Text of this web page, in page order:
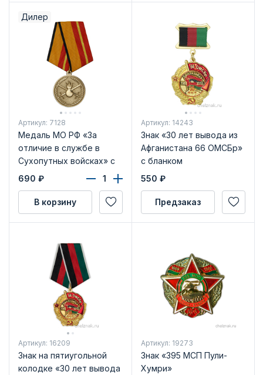
Дилер
Артикул: 7128
Медаль МО РФ «За
отличие в службе в
Сухопутных войсках» с
бланком удостоверения
690 ₽
В корзину
Артикул: 14243
Знак «30 лет вывода из
Афганистана 66 ОМСБр»
с бланком
удостоверения
550 ₽
Предзаказ
Артикул: 16209
Знак на пятиугольной
колодке «30 лет вывода
Артикул: 19273
Знак «395 МСП Пули-
Хумри»